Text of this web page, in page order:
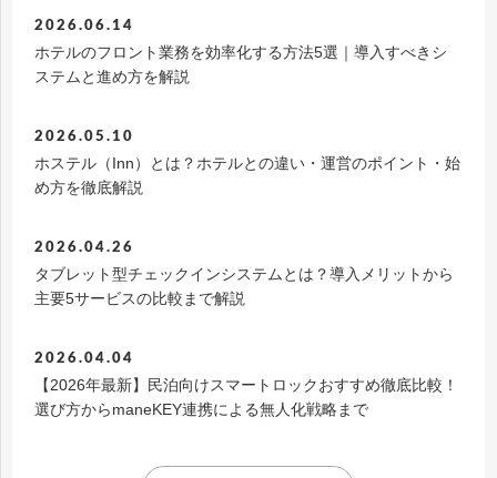
2026.06.14
ホテルのフロント業務を効率化する方法5選｜導入すべきシ
ステムと進め方を解説
2026.05.10
ホステル（Inn）とは？ホテルとの違い・運営のポイント・始
め方を徹底解説
2026.04.26
タブレット型チェックインシステムとは？導入メリットから
主要5サービスの比較まで解説
2026.04.04
【2026年最新】民泊向けスマートロックおすすめ徹底比較！
選び方からmaneKEY連携による無人化戦略まで